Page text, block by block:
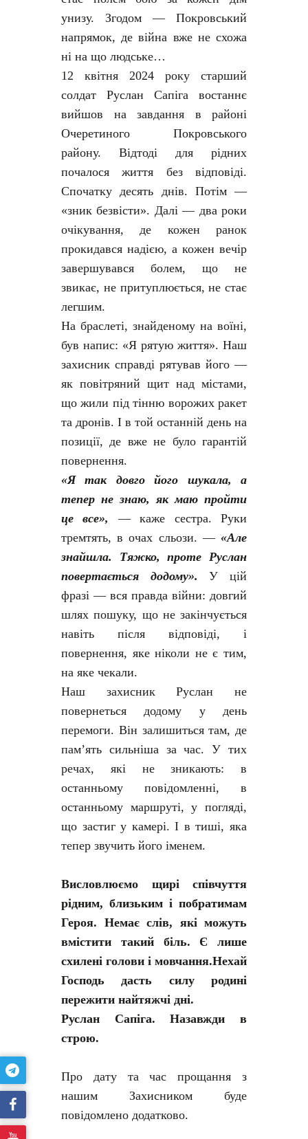
унизу. Згодом — Покровський
напрямок, де війна вже не схожа
ні на що людське…
12 квітня 2024 року старший
солдат Руслан Сапіга востаннє
вийшов на завдання в районі
Очеретиного Покровського
району. Відтоді для рідних
почалося життя без відповіді.
Спочатку десять днів. Потім —
«зник безвісти». Далі — два роки
очікування, де кожен ранок
прокидався надією, а кожен вечір
завершувався болем, що не
звикає, не притуплюється, не стає
легшим.
На браслеті, знайденому на воїні,
був напис: «Я рятую життя». Наш
захисник справді рятував його —
як повітряний щит над містами,
що жили під тінню ворожих ракет
та дронів. І в той останній день на
позиції, де вже не було гарантій
повернення.
«Я так довго його шукала, а
тепер не знаю, як маю пройти
це все»,— каже сестра. Руки
тремтять, в очах сльози. — «Але
знайшла. Тяжко, проте Руслан
повертається додому». У цій
фразі — вся правда війни: довгий
шлях пошуку, що не закінчується
навіть після відповіді, і
повернення, яке ніколи не є тим,
на яке чекали.
Наш захисник Руслан не
повернеться додому у день
перемоги. Він залишиться там, де
пам’ять сильніша за час. У тих
речах, які не зникають: в
останньому повідомленні, в
останньому маршруті, у погляді,
що застиг у камері. І в тиші, яка
тепер звучить його іменем.
Висловлюємо щирі співчуття
рідним, близьким і побратимам
Героя. Немає слів, які можуть
вмістити такий біль. Є лише
схилені голови і мовчання.Нехай
Господь дасть силу родині
пережити найтяжчі дні.
Руслан Сапіга. Назавжди в
строю.
Про дату та час прощання з
нашим Захисником буде
повідомлено додатково.